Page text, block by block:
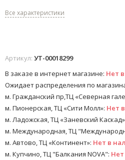
Все характеристики
Артикул: УТ-00018299
В заказе в интернет магазине: Нет
Ожидает распределения по
м. Гражданский пр,ТЦ «Северная
м. Пионерская, ТЦ «Сити Молл»: Нет
м. Ладожская, ТЦ «Заневский
м. Международная, ТЦ
м. Автово, ТЦ «Континент»: Нет в
м. Купчино, ТЦ "Балкания NOVA":